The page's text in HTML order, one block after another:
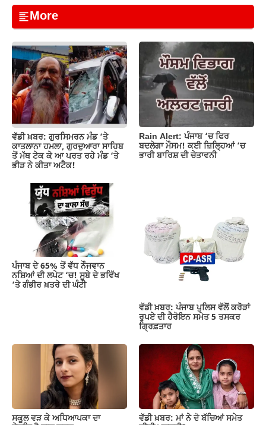
c
e
b
o
o
k
at
s
A
p
p
gr
a
m
y
Li
n
k
e
More
ਵੱਡੀ ਖ਼ਬਰ: ਗੁਰਸਿਮਰਨ ਮੰਡ ‘ਤੇ
ਕਾਤਲਾਨਾ ਹਮਲਾ, ਗੁਰਦੁਆਰਾ ਸਾਹਿਬ
ਤੋਂ ਮੱਥ ਟੇਕ ਕੇ ਆ ਪਰਤ ਰਹੇ ਮੰਡ ‘ਤੇ
ਭੀੜ ਨੇ ਕੀਤਾ ਅਟੈਕ!
Rain Alert: ਪੰਜਾਬ ‘ਚ ਫਿਰ
ਬਦਲੇਗਾ ਮੌਸਮ! ਕਈ ਜ਼ਿਲ੍ਹਿਆਂ ‘ਚ
ਭਾਰੀ ਬਾਰਿਸ਼ ਦੀ ਚੇਤਾਵਨੀ
ਪੰਜਾਬ ਦੇ 65% ਤੋਂ ਵੱਧ ਨੌਜਵਾਨ
ਨਸ਼ਿਆਂ ਦੀ ਲਪੇਟ ‘ਚ! ਸੂਬੇ ਦੇ ਭਵਿੱਖ
‘ਤੇ ਗੰਭੀਰ ਖ਼ਤਰੇ ਦੀ ਘੰਟੀ
ਵੱਡੀ ਖ਼ਬਰ: ਪੰਜਾਬ ਪੁਲਿਸ ਵੱਲੋਂ ਕਰੋੜਾਂ
ਰੁਪਏ ਦੀ ਹੈਰੋਇਨ ਸਮੇਤ 5 ਤਸਕਰ
ਗ੍ਰਿਫ਼ਤਾਰ
ਸਕੂਲ ਵੜ ਕੇ ਅਧਿਆਪਕਾ ਦਾ
ਵੱਡੀ ਖ਼ਬਰ: ਮਾਂ ਨੇ ਦੋ ਬੱਚਿਆਂ ਸਮੇਤ